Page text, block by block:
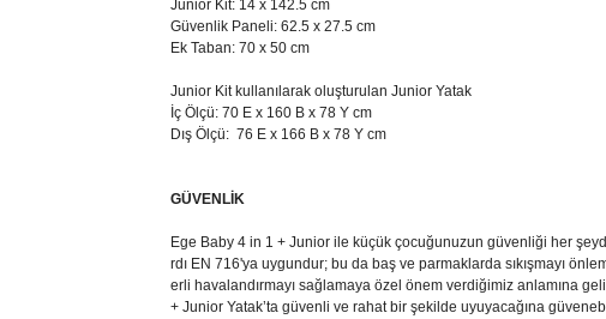
Junior Kit: 14 x 142.5 cm
Güvenlik Paneli: 62.5 x 27.5 cm
Ek Taban: 70 x 50 cm
Junior Kit kullanılarak oluşturulan Junior Yatak
İç Ölçü: 70 E x 160 B x 78 Y cm
Dış Ölçü: 76 E x 166 B x 78 Y cm
GÜVENLİK
Ege Baby 4 in 1 + Junior ile küçük çocuğunuzun güvenliği her
rdı EN 716'ya uygundur; bu da baş ve parmaklarda sıkışmayı
erli havalandırmayı sağlamaya özel önem verdiğimiz anlamına
+ Junior Yatak’ta güvenli ve rahat bir şekilde uyuyacağına